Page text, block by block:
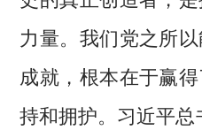
力量。我们党之所
成就，根本在于赢
持和拥护。习近平总